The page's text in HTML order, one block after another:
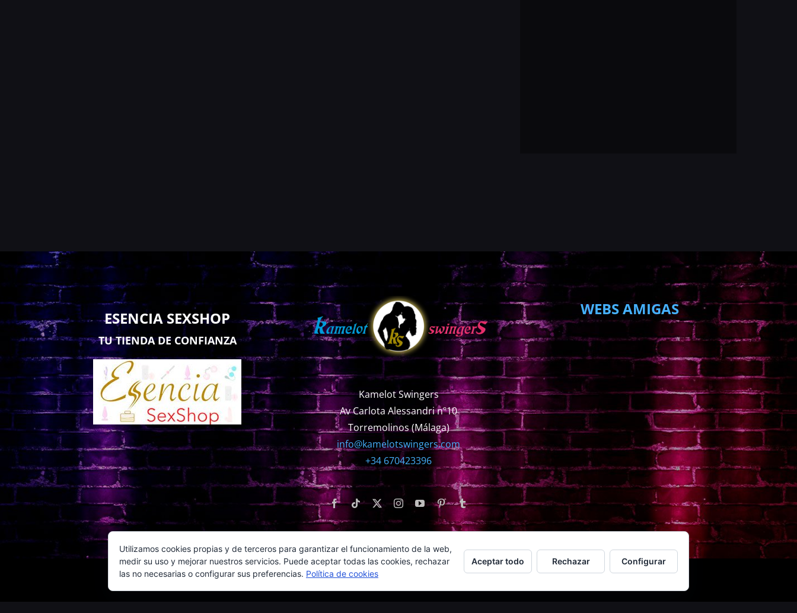
ESENCIA SEXSHOP
TU TIENDA DE CONFIANZA
Kamelot Swingers
Av Carlota Alessandri nº10
Torremolinos (Málaga)
info@kamelotswingers.com
+34 670423396
WEBS AMIGAS
© Copyright2026 | Creado porMarketingCMMálaga
Utilizamos cookies propias y de terceros para garantizar el funcionamiento de la web,
medir su uso y mejorar nuestros servicios. Puede aceptar todas las cookies, rechazar
las no necesarias o configurar sus preferencias. Política de cookies
Aceptar todo Rechazar Configurar